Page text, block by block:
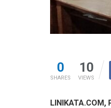
0
SHARES
10
VIEWS
LINIKATA.COM,